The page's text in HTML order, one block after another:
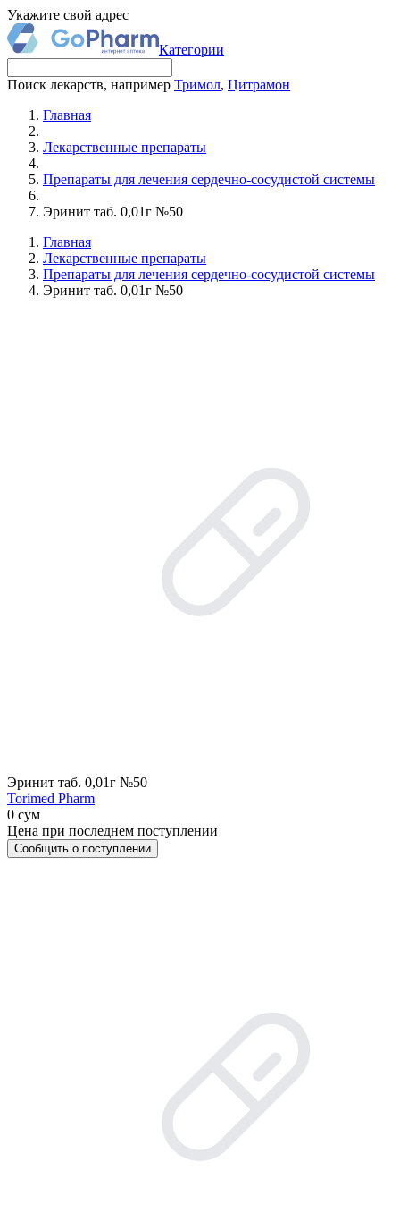
Укажите свой адрес
Категории
Поиск лекарств, например Тримол, Цитрамон
Главная
Лекарственные препараты
Препараты для лечения сердечно-сосудистой системы
Эринит таб. 0,01г №50
Главная
Лекарственные препараты
Препараты для лечения сердечно-сосудистой системы
Эринит таб. 0,01г №50
Эринит таб. 0,01г №50
Torimed Pharm
0 сум
Цена при последнем поступлении
Сообщить о поступлении